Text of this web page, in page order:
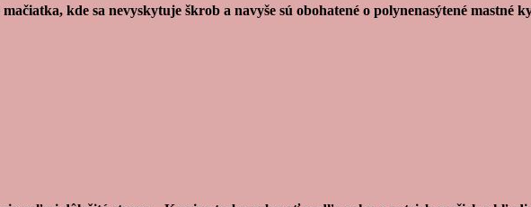
kde sa nevyskytuje škrob a navyše sú obohatené o polynenasýtené mastné